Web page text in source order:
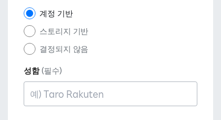
계정 기반
스토리지 기반
결정되지 않음
성함 (필수)